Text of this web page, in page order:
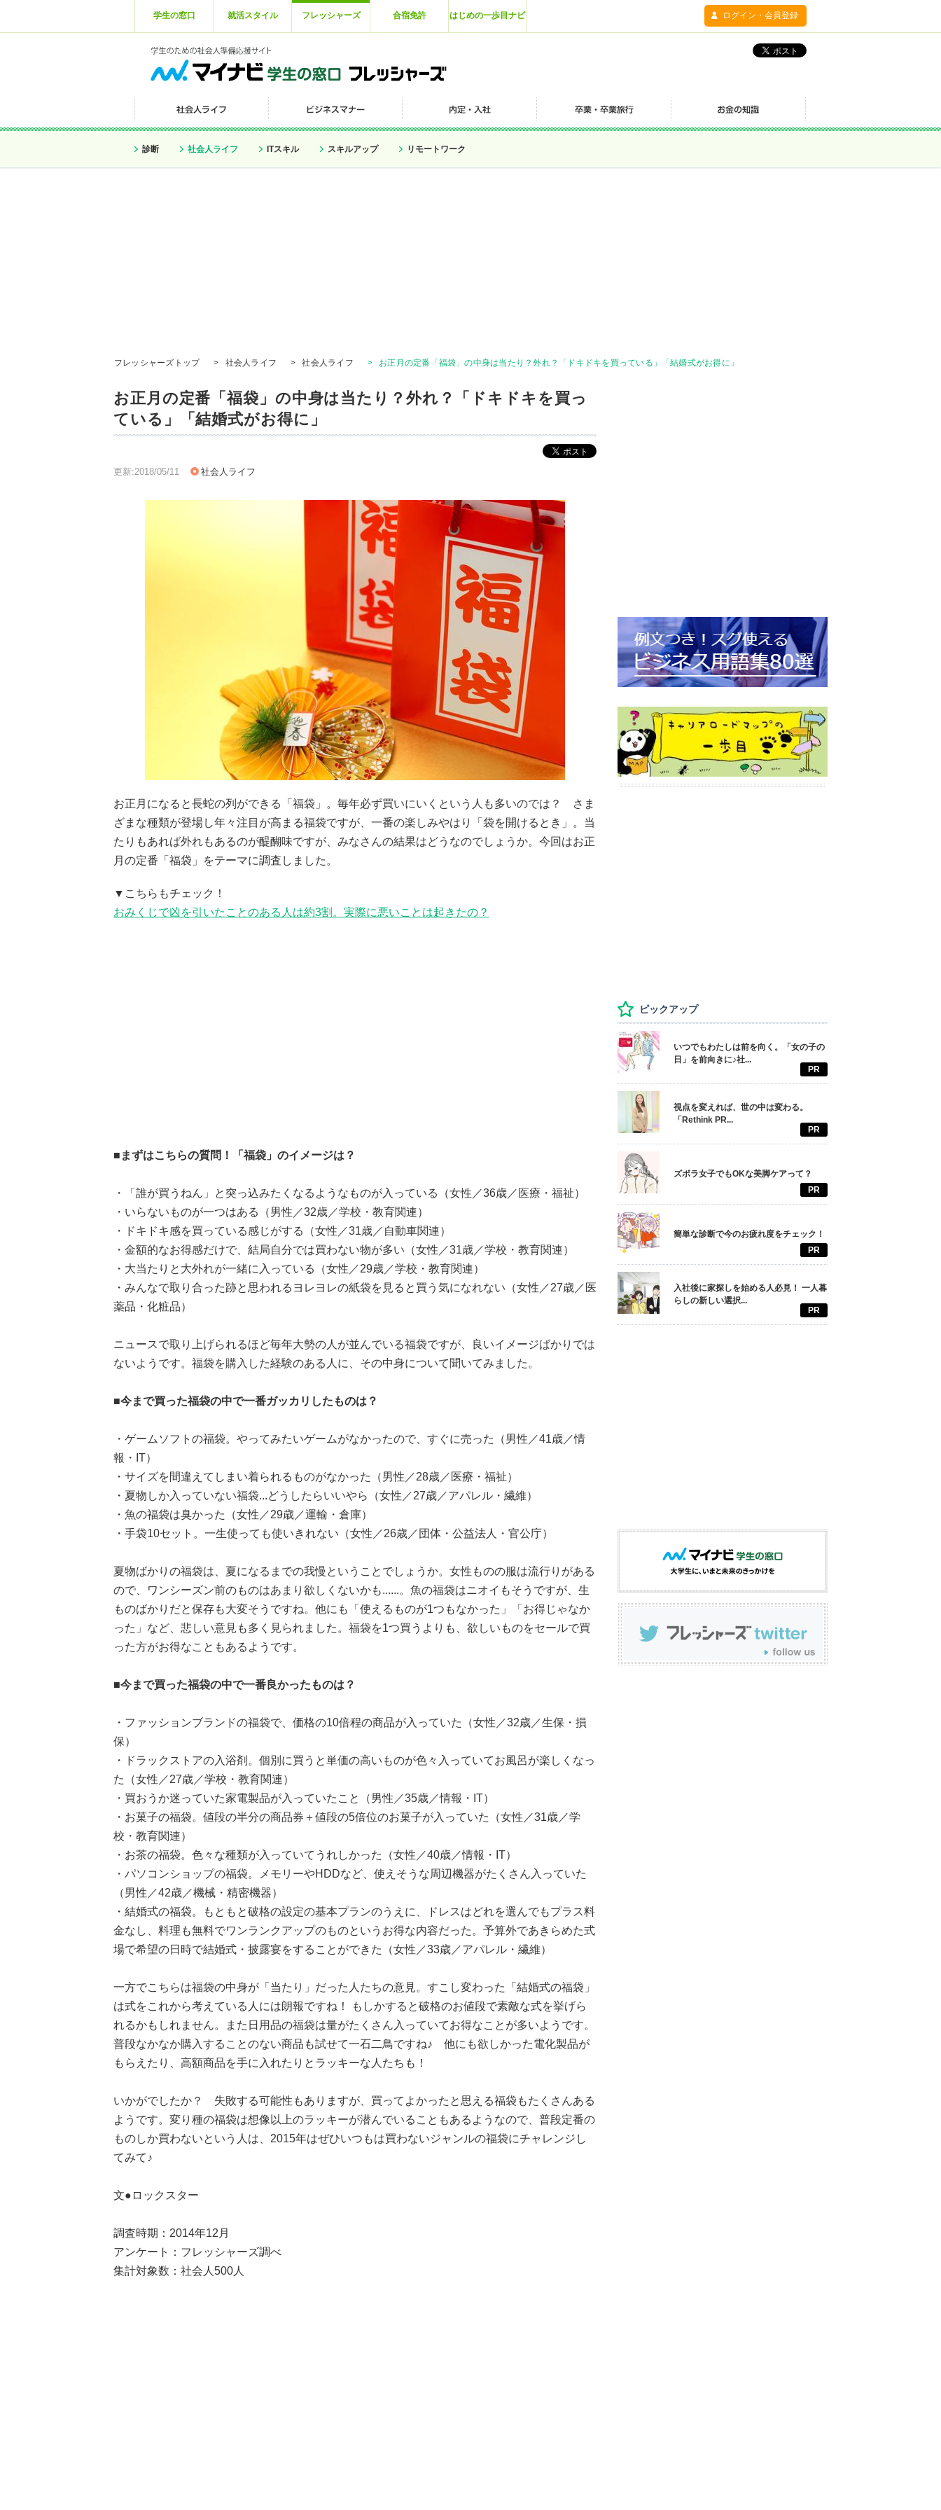
学生の窓口 就活スタイル フレッシャーズ 合宿免許 はじめの一歩目ナビ ログイン・会員登録
診断 社会人ライフ ITスキル スキルアップ リモートワーク
フレッシャーズトップ > 社会人ライフ > 社会人ライフ > お正月の定番「福袋」の中身は当たり？外れ？「ドキドキを買っている」「結婚式がお得に」
お正月の定番「福袋」の中身は当たり？外れ？「ドキドキを買っ
ている」「結婚式がお得に」
更新:2018/05/11 社会人ライフ
お正月になると長蛇の列ができる「福袋」。毎年必ず買いにいくという人も多いのでは？ さま
ざまな種類が登場し年々注目が高まる福袋ですが、一番の楽しみやはり「袋を開けるとき」。当
たりもあれば外れもあるのが醍醐味ですが、みなさんの結果はどうなのでしょうか。今回はお正
月の定番「福袋」をテーマに調査しました。
▼こちらもチェック！
おみくじで凶を引いたことのある人は約3割。実際に悪いことは起きたの？
■まずはこちらの質問！「福袋」のイメージは？
・「誰が買うねん」と突っ込みたくなるようなものが入っている（女性／36歳／医療・福祉）
・いらないものが一つはある（男性／32歳／学校・教育関連）
・ドキドキ感を買っている感じがする（女性／31歳／自動車関連）
・金額的なお得感だけで、結局自分では買わない物が多い（女性／31歳／学校・教育関連）
・大当たりと大外れが一緒に入っている（女性／29歳／学校・教育関連）
・みんなで取り合った跡と思われるヨレヨレの紙袋を見ると買う気になれない（女性／27歳／医
薬品・化粧品）
ニュースで取り上げられるほど毎年大勢の人が並んでいる福袋ですが、良いイメージばかりでは
ないようです。福袋を購入した経験のある人に、その中身について聞いてみました。
■今まで買った福袋の中で一番ガッカリしたものは？
・ゲームソフトの福袋。やってみたいゲームがなかったので、すぐに売った（男性／41歳／情
報・IT）
・サイズを間違えてしまい着られるものがなかった（男性／28歳／医療・福祉）
・夏物しか入っていない福袋...どうしたらいいやら（女性／27歳／アパレル・繊維）
・魚の福袋は臭かった（女性／29歳／運輸・倉庫）
・手袋10セット。一生使っても使いきれない（女性／26歳／団体・公益法人・官公庁）
夏物ばかりの福袋は、夏になるまでの我慢ということでしょうか。女性ものの服は流行りがある
ので、ワンシーズン前のものはあまり欲しくないかも......。魚の福袋はニオイもそうですが、生
ものばかりだと保存も大変そうですね。他にも「使えるものが1つもなかった」「お得じゃなか
った」など、悲しい意見も多く見られました。福袋を1つ買うよりも、欲しいものをセールで買
った方がお得なこともあるようです。
■今まで買った福袋の中で一番良かったものは？
・ファッションブランドの福袋で、価格の10倍程の商品が入っていた（女性／32歳／生保・損
保）
・ドラックストアの入浴剤。個別に買うと単価の高いものが色々入っていてお風呂が楽しくなっ
た（女性／27歳／学校・教育関連）
・買おうか迷っていた家電製品が入っていたこと（男性／35歳／情報・IT）
・お菓子の福袋。値段の半分の商品券＋値段の5倍位のお菓子が入っていた（女性／31歳／学
校・教育関連）
・お茶の福袋。色々な種類が入っていてうれしかった（女性／40歳／情報・IT）
・パソコンショップの福袋。メモリーやHDDなど、使えそうな周辺機器がたくさん入っていた
（男性／42歳／機械・精密機器）
・結婚式の福袋。もともと破格の設定の基本プランのうえに、ドレスはどれを選んでもプラス料
金なし、料理も無料でワンランクアップのものというお得な内容だった。予算外であきらめた式
場で希望の日時で結婚式・披露宴をすることができた（女性／33歳／アパレル・繊維）
一方でこちらは福袋の中身が「当たり」だった人たちの意見。すこし変わった「結婚式の福袋」
は式をこれから考えている人には朗報ですね！ もしかすると破格のお値段で素敵な式を挙げら
れるかもしれません。また日用品の福袋は量がたくさん入っていてお得なことが多いようです。
普段なかなか購入することのない商品も試せて一石二鳥ですね♪ 他にも欲しかった電化製品が
もらえたり、高額商品を手に入れたりとラッキーな人たちも！
いかがでしたか？ 失敗する可能性もありますが、買ってよかったと思える福袋もたくさんある
ようです。変り種の福袋は想像以上のラッキーが潜んでいることもあるようなので、普段定番の
ものしか買わないという人は、2015年はぜひいつもは買わないジャンルの福袋にチャレンジし
てみて♪
文●ロックスター
調査時期：2014年12月
アンケート：フレッシャーズ調べ
集計対象数：社会人500人
ピックアップ
いつでもわたしは前を向く。「女の子の
日」を前向きに♪社...
PR
視点を変えれば、世の中は変わる。
「Rethink PR...
PR
ズボラ女子でもOKな美脚ケアって？
PR
簡単な診断で今のお疲れ度をチェック！
PR
入社後に家探しを始める人必見！ 一人暮
らしの新しい選択...
PR